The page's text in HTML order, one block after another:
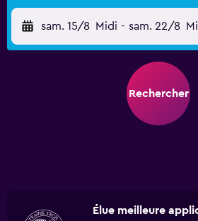
sam. 15/8 Midi - sam. 22/8
Rechercher
Élue meilleure